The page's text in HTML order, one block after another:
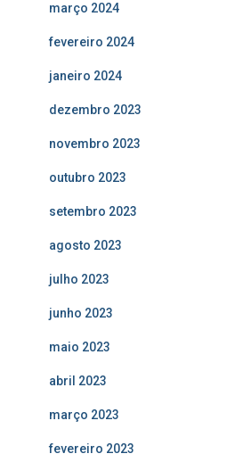
março 2024
fevereiro 2024
janeiro 2024
dezembro 2023
novembro 2023
outubro 2023
setembro 2023
agosto 2023
julho 2023
junho 2023
maio 2023
abril 2023
março 2023
fevereiro 2023